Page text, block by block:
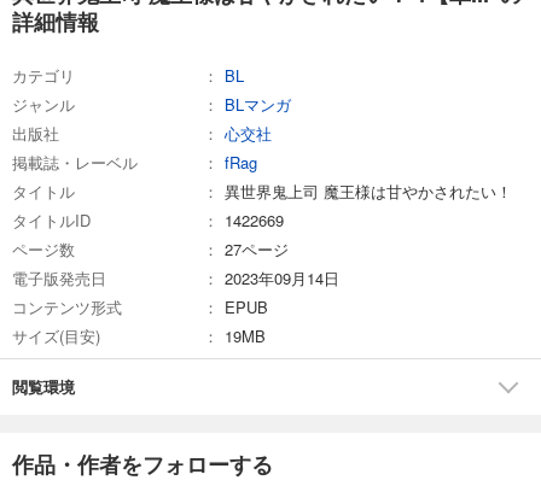
詳細情報
カテゴリ
BL
ジャンル
BLマンガ
出版社
心交社
掲載誌・レーベル
fRag
タイトル
異世界鬼上司 魔王様は甘やかされたい！
タイトルID
1422669
ページ数
27ページ
電子版発売日
2023年09月14日
コンテンツ形式
EPUB
サイズ(目安)
19MB
閲覧環境
作品・作者をフォローする